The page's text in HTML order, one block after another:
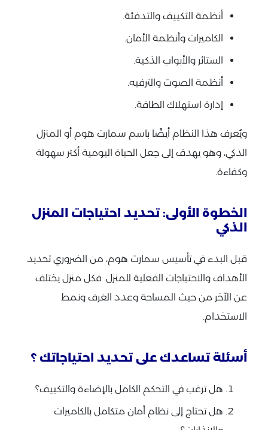
أنظمة التكييف والتدفئة.
الكاميرات وأنظمة الأمان.
الستائر والأبواب الذكية.
أنظمة الصوت والترفيه.
إدارة استهلاك الطاقة.
ويُعرف هذا النظام أيضًا باسم سمارت هوم أو المنزل
الذكي، وهو يهدف إلى جعل الحياة اليومية أكثر سهولة
وكفاءة.
الخطوة الأولى: تحديد احتياجات المنزل
الذكي
قبل البدء في تأسيس سمارت هوم، من الضروري تحديد
الأهداف والاحتياجات الفعلية للمنزل. فكل منزل يختلف
عن الآخر من حيث المساحة وعدد الغرف ونمط
الاستخدام.
أسئلة تساعدك على تحديد احتياجاتك ؟
هل ترغب في التحكم الكامل بالإضاءة والتكييف؟
هل تحتاج إلى نظام أمان متكامل بالكاميرات